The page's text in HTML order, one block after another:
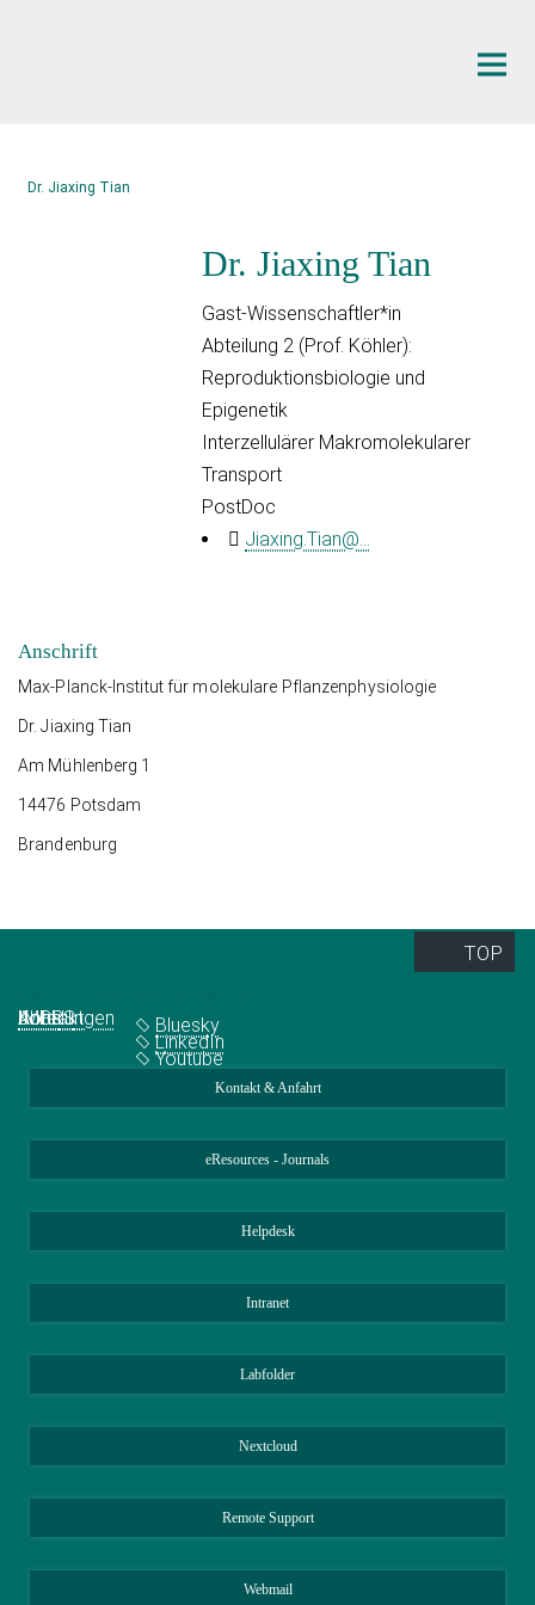
Dr. Jiaxing Tian
Dr. Jiaxing Tian
Gast-Wissenschaftler*in
Abteilung 2 (Prof. Köhler):
Reproduktionsbiologie und
Epigenetik
Interzellulärer Makromolekularer
Transport
PostDoc
Jiaxing.Tian@...
Anschrift
Max-Planck-Institut für molekulare Pflanzenphysiologie
Dr. Jiaxing Tian
Am Mühlenberg 1
14476 Potsdam
Brandenburg
TOP
Abteilungen
IMPRS
Jobs
Kontakt
Bluesky
LinkedIn
Youtube
Kontakt & Anfahrt
eResources - Journals
Helpdesk
Intranet
Labfolder
Nextcloud
Remote Support
Webmail